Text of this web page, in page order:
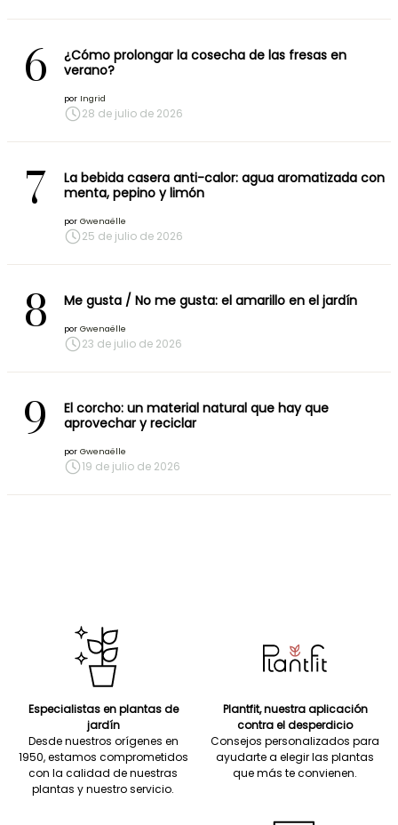
6
¿Cómo prolongar la cosecha de las fresas en
verano?
por Ingrid
28 de julio de 2026
7
La bebida casera anti-calor: agua aromatizada con
menta, pepino y limón
por Gwenaëlle
25 de julio de 2026
8 Me gusta / No me gusta: el amarillo en el jardín
por Gwenaëlle
23 de julio de 2026
9
El corcho: un material natural que hay que
aprovechar y reciclar
por Gwenaëlle
19 de julio de 2026
Especialistas en plantas de
jardín
Desde nuestros orígenes en
1950, estamos comprometidos
con la calidad de nuestras
plantas y nuestro servicio.
Plantfit, nuestra aplicación
contra el desperdicio
Consejos personalizados para
ayudarte a elegir las plantas
que más te convienen.